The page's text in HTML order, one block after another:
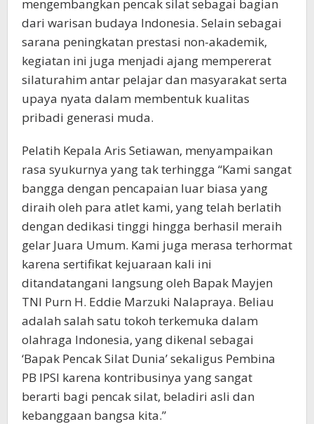
mengembangkan pencak silat sebagai bagian
dari warisan budaya Indonesia. Selain sebagai
sarana peningkatan prestasi non-akademik,
kegiatan ini juga menjadi ajang mempererat
silaturahim antar pelajar dan masyarakat serta
upaya nyata dalam membentuk kualitas
pribadi generasi muda.
Pelatih Kepala Aris Setiawan, menyampaikan
rasa syukurnya yang tak terhingga “Kami sangat
bangga dengan pencapaian luar biasa yang
diraih oleh para atlet kami, yang telah berlatih
dengan dedikasi tinggi hingga berhasil meraih
gelar Juara Umum. Kami juga merasa terhormat
karena sertifikat kejuaraan kali ini
ditandatangani langsung oleh Bapak Mayjen
TNI Purn H. Eddie Marzuki Nalapraya. Beliau
adalah salah satu tokoh terkemuka dalam
olahraga Indonesia, yang dikenal sebagai
‘Bapak Pencak Silat Dunia’ sekaligus Pembina
PB IPSI karena kontribusinya yang sangat
berarti bagi pencak silat, beladiri asli dan
kebanggaan bangsa kita.”